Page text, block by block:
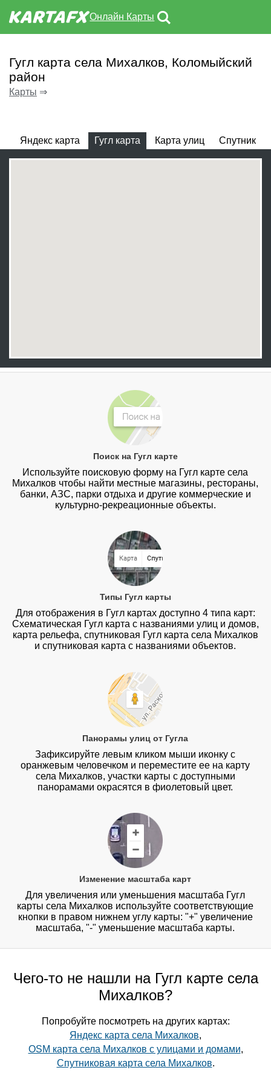
Онлайн Карты
Гугл карта села Михалков, Коломыйский
район
Карты ⇒
Яндекс карта Гугл карта Карта улиц Спутник
Поиск на Гугл карте
Используйте поисковую форму на Гугл карте села
Михалков чтобы найти местные магазины, рестораны,
банки, АЗС, парки отдыха и другие коммерческие и
культурно-рекреационные объекты.
Типы Гугл карты
Для отображения в Гугл картах доступно 4 типа карт:
Схематическая Гугл карта с названиями улиц и домов,
карта рельефа, спутниковая Гугл карта села Михалков
и спутниковая карта с названиями объектов.
Панорамы улиц от Гугла
Зафиксируйте левым кликом мыши иконку с
оранжевым человечком и переместите ее на карту
села Михалков, участки карты с доступными
панорамами окрасятся в фиолетовый цвет.
Изменение масштаба карт
Для увеличения или уменьшения масштаба Гугл
карты села Михалков используйте соответствующие
кнопки в правом нижнем углу карты: "+" увеличение
масштаба, "-" уменьшение масштаба карты.
Чего-то не нашли на Гугл карте села
Михалков?
Попробуйте посмотреть на других картах:
Яндекс карта села Михалков,
OSM карта села Михалков с улицами и домами,
Спутниковая карта села Михалков.